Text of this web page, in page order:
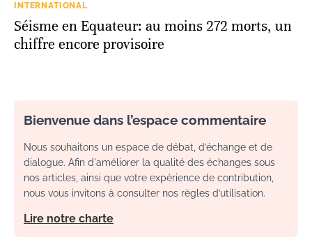
INTERNATIONAL
Séisme en Equateur: au moins 272 morts, un
chiffre encore provisoire
Bienvenue dans l’espace commentaire
Nous souhaitons un espace de débat, d’échange et de
dialogue. Afin d'améliorer la qualité des échanges sous
nos articles, ainsi que votre expérience de contribution,
nous vous invitons à consulter nos règles d’utilisation.
Lire notre charte